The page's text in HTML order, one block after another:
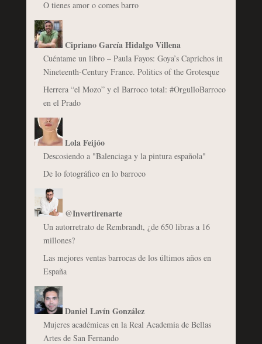
O tienes amor o comes barro
Cipriano García Hidalgo Villena
Cuéntame un libro – Paula Fayos: Goya’s Caprichos in
Nineteenth-Century France. Politics of the Grotesque
Herrera “el Mozo” y el Barroco total: #OrgulloBarroco
en el Prado
Lola Feijóo
Descosiendo a "Balenciaga y la pintura española"
De lo fotográfico en lo barroco
@Invertirenarte
Un autorretrato de Rembrandt, ¿de 650 libras a 16
millones?
Las mejores ventas barrocas de los últimos años en
España
Daniel Lavín González
Mujeres académicas en la Real Academia de Bellas
Artes de San Fernando